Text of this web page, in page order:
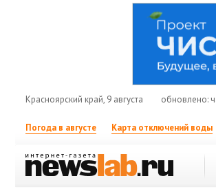
Красноярский край, 9 августа обновлено:
Погода в августе Карта отключений воды